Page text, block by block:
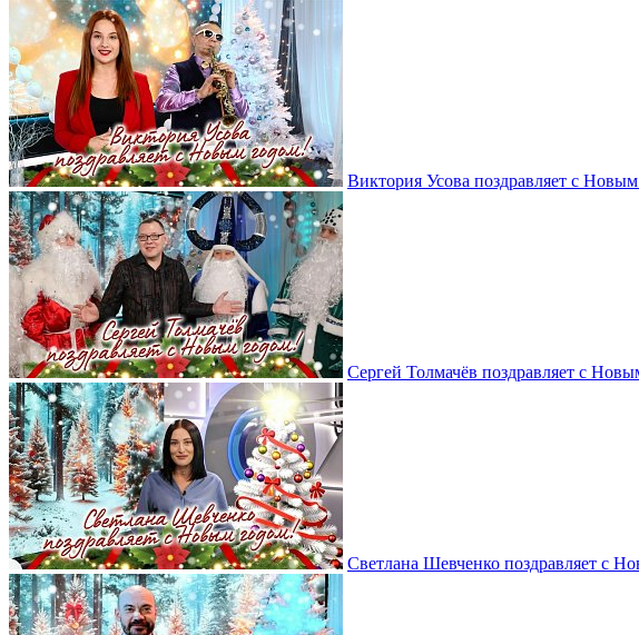
Виктория Усова поздравляет с
Сергей Толмачёв поздравляет с
Светлана Шевченко поздравляет с